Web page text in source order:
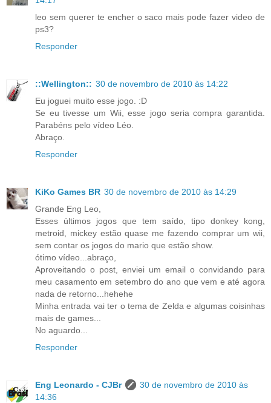
leo sem querer te encher o saco mais pode fazer video de
ps3?
Responder
::Wellington:: 30 de novembro de 2010 às 14:22
Eu joguei muito esse jogo. :D
Se eu tivesse um Wii, esse jogo seria compra garantida.
Parabéns pelo vídeo Léo.
Abraço.
Responder
KiKo Games BR 30 de novembro de 2010 às 14:29
Grande Eng Leo,
Esses últimos jogos que tem saído, tipo donkey kong,
metroid, mickey estão quase me fazendo comprar um wii,
sem contar os jogos do mario que estão show.
ótimo vídeo...abraço,
Aproveitando o post, enviei um email o convidando para
meu casamento em setembro do ano que vem e até agora
nada de retorno...hehehe
Minha entrada vai ter o tema de Zelda e algumas coisinhas
mais de games...
No aguardo...
Responder
Eng Leonardo - CJBr
30 de novembro de 2010 às
14:36